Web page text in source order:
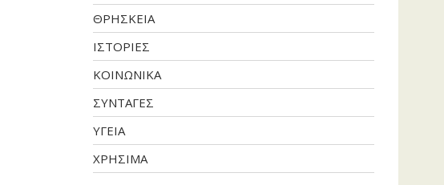
ΘΡΗΣΚΕΙΑ
ΙΣΤΟΡΙΕΣ
ΚΟΙΝΩΝΙΚΑ
ΣΥΝΤΑΓΕΣ
ΥΓΕΙΑ
ΧΡΗΣΙΜΑ